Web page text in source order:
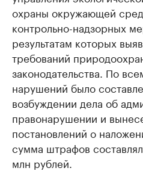
охраны окружающей
контрольно-надзорных
результатам которых
требований
законодательства. По
нарушений было
возбуждении дела об
правонарушении и
постановлений о
сумма штрафов
млн рублей.